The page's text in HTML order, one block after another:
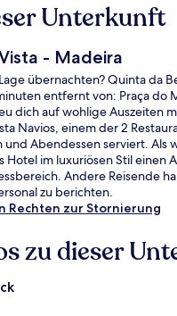
Unterkunft
- Madeira
übernachten? Quinta da
entfernt von: Praça do
dich auf wohlige Auszeiten
Navios, einem der 2
und Abendessen serviert. Als
Hotel im luxuriösen Stil einen
Andere Reisende
zu berichten.
Rechten zur Stornierung
zu dieser